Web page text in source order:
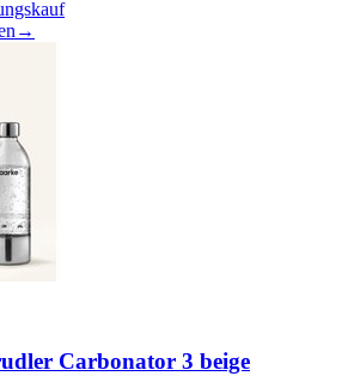
→
Carbonator 3 beige